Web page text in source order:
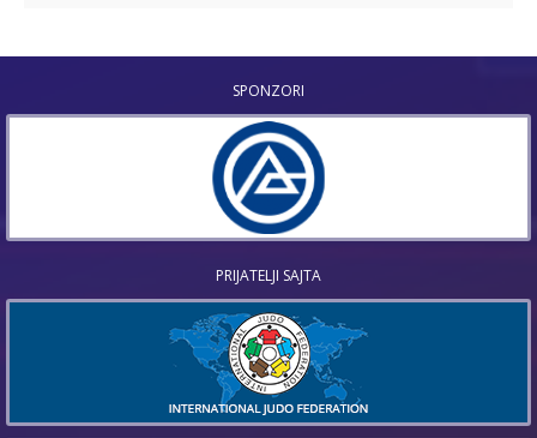
SPONZORI
PRIJATELJI SAJTA